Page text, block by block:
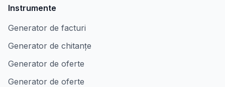
Instrumente
Generator de facturi
Generator de chitanțe
Generator de oferte
Generator de oferte